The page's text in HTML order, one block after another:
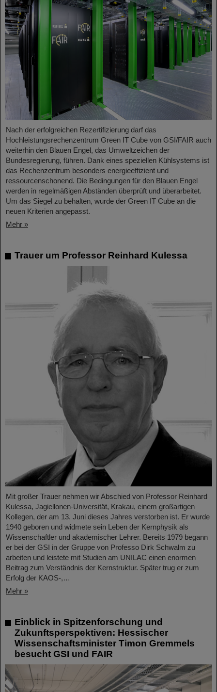
Nach der erfolgreichen Rezertifizierung darf das
Hochleistungsrechenzentrum Green IT Cube von GSI/FAIR auch
weiterhin den Blauen Engel, das Umweltzeichen der
Bundesregierung, führen. Dank eines speziellen Kühlsystems ist
das Rechenzentrum besonders energieeffizient und
ressourcenschonend. Die Bedingungen für den Blauen Engel
werden in regelmäßigen Abständen überprüft und überarbeitet.
Um das Siegel zu behalten, wurde der Green IT Cube an die
neuen Kriterien angepasst.
Mehr »
Trauer um Professor Reinhard Kulessa
Mit großer Trauer nehmen wir Abschied von Professor Reinhard
Kulessa, Jagiellonen-Universität, Krakau, einem großartigen
Kollegen, der am 13. Juni dieses Jahres verstorben ist. Er wurde
1940 geboren und widmete sein Leben der Kernphysik als
Wissenschaftler und akademischer Lehrer. Bereits 1979 begann
er bei der GSI in der Gruppe von Professo Dirk Schwalm zu
arbeiten und leistete mit Studien am UNILAC einen enormen
Beitrag zum Verständnis der Kernstruktur. Später trug er zum
Erfolg der KAOS-,…
Mehr »
Einblick in Spitzenforschung und
Zukunftsperspektiven: Hessischer
Wissenschaftsminister Timon Gremmels
besucht GSI und FAIR